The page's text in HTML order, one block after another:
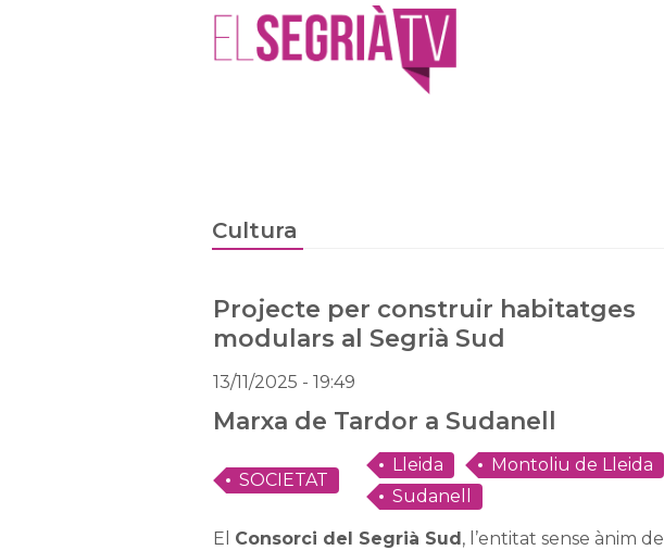
Cultura
Projecte per construir habitatges
modulars al Segrià Sud
13/11/2025 - 19:49
Marxa de Tardor a Sudanell
SOCIETAT
Lleida
Montoliu de Lleida
Sudanell
El Consorci del Segrià Sud, l’entitat sense ànim de